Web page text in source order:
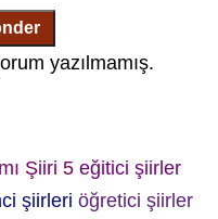
yazılmamış.
Şiiri 5 eğitici şiirler
şiirleri öğretici şiirler